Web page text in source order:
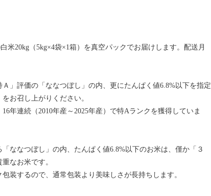
米20kg（5kg×4袋×1箱）を真空パックでお届けします。配送月
」評価の「ななつぼし」の内、更にたんぱく値6.8%以下を指定
お召し上がりください。
年連続（2010年産～2025年産）で特Aランクを獲得していま
「ななつぼし」の内、たんぱく値6.8%以下のお米は、僅か「３
なお米です。
包装するので、通常包装より美味しさが長持ちします。